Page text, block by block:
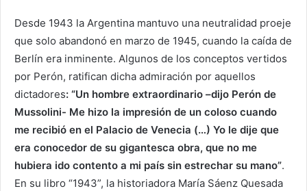
Desde 1943 la Argentina mantuvo una neutralidad proeje
que solo abandonó en marzo de 1945, cuando la caída de
Berlín era inminente. Algunos de los conceptos vertidos
por Perón, ratifican dicha admiración por aquellos
dictadores: “Un hombre extraordinario –dijo Perón de
Mussolini- Me hizo la impresión de un coloso cuando
me recibió en el Palacio de Venecia (…) Yo le dije que
era conocedor de su gigantesca obra, que no me
hubiera ido contento a mi país sin estrechar su mano”.
En su libro “1943”, la historiadora María Sáenz Quesada